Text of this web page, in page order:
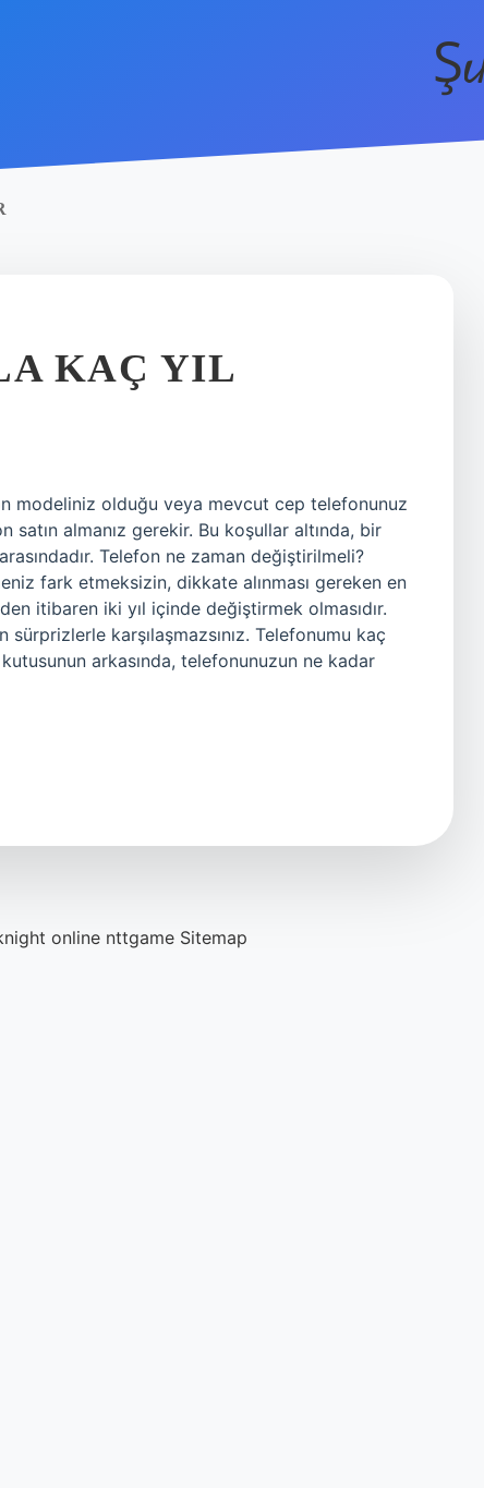
KAÇ YIL
modeliniz olduğu veya mevcut cep telefonunuz
almanız gerekir. Bu koşullar altında, bir
Telefon ne zaman değiştirilmeli?
fark etmeksizin, dikkate alınması gereken en
itibaren iki yıl içinde değiştirmek olmasıdır.
karşılaşmazsınız. Telefonumu kaç
arkasında, telefonunuzun ne kadar
online nttgame Sitemap